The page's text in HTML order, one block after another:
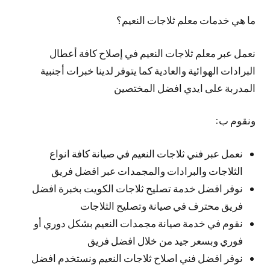
ما هي خدمات معلم ثلاجات النعيم؟
نعمل عبر معلم ثلاجات النعيم في إصلاح كافة أعطال
البرادات الهوائية والعادية كما يتوفر لدينا خبرات أجنبية
المدربة على ايدي افضل المختصين
ونقوم ب:
نعمل عبر فني ثلاجات النعيم في صيانة كافة انواع
الثلاجات والبرادات والمجمدات عبر افضل فريق
نوفر افضل خدمة تصليح ثلاجات الكويت بخبرة افضل
فريق محترف في صيانة وتصليح الثلاجات
نقوم في خدمة صيانة مجمدات النعيم بشكل دوري أو
فوري وبسعر جيد من خلال افضل فريق
نوفر افضل فني اصلاح ثلاجات النعيم ونستخدم افضل